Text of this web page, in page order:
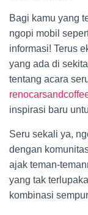
Bagi kamu yang
ngopi mobil
informasi! Terus
yang ada di
tentang acara
inspirasi baru
Seru sekali ya,
dengan
ajak teman-
yang tak
kombinasi